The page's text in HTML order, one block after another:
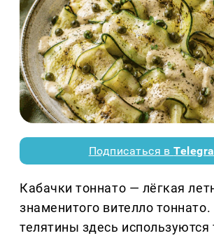
Подписаться в
Кабачки тоннато — лёгкая
знаменитого вителло
телятины здесь используются